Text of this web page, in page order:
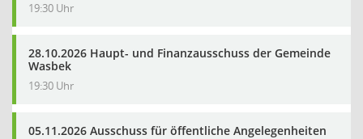
19:30 Uhr
28.10.2026 Haupt- und Finanzausschuss der Gemeinde
Wasbek
19:30 Uhr
05.11.2026 Ausschuss für öffentliche Angelegenheiten